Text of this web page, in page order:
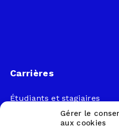
Gérer le
aux cookies
Carrières
Étudiants et stagiaires
Professionnels
Nous joindre